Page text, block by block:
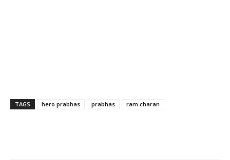
TAGS hero prabhas prabhas ram charan